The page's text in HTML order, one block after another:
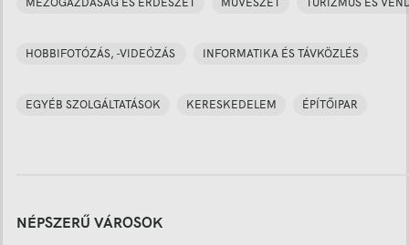
MEZŐGAZDASÁG ÉS ERDÉSZET MŰVÉSZET TURIZMUS ÉS
HOBBIFOTÓZÁS, -VIDEÓZÁS INFORMATIKA ÉS TÁVKÖZLÉS
EGYÉB SZOLGÁLTATÁSOK KERESKEDELEM ÉPÍTŐIPAR
NÉPSZERŰ VÁROSOK